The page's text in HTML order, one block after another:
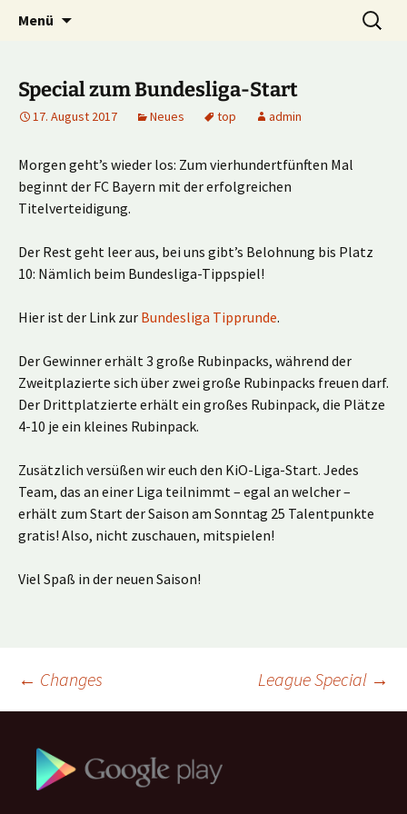
Kick it out!
Multiplayer Football Manager
Menü
Suche
nach:
Special zum Bundesliga-Start
17. August 2017 Neues top admin
Morgen geht’s wieder los: Zum vierhundertfünften Mal
beginnt der FC Bayern mit der erfolgreichen
Titelverteidigung.
Der Rest geht leer aus, bei uns gibt’s Belohnung bis Platz
10: Nämlich beim Bundesliga-Tippspiel!
Hier ist der Link zur Bundesliga Tipprunde.
Der Gewinner erhält 3 große Rubinpacks, während der
Zweitplazierte sich über zwei große Rubinpacks freuen darf.
Der Drittplatzierte erhält ein großes Rubinpack, die Plätze
4-10 je ein kleines Rubinpack.
Zusätzlich versüßen wir euch den KiO-Liga-Start. Jedes
Team, das an einer Liga teilnimmt – egal an welcher –
erhält zum Start der Saison am Sonntag 25 Talentpunkte
gratis! Also, nicht zuschauen, mitspielen!
Viel Spaß in der neuen Saison!
Beitragsnavigation
← Changes League Special →